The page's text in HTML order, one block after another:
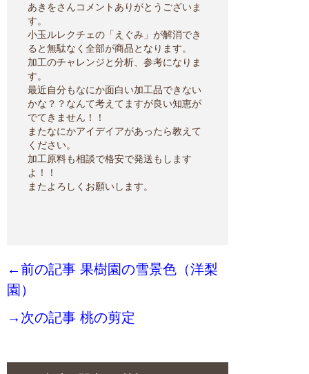
あきをさんコメントありがとうございま
す。
小玉ルレクチェの「えぐみ」が解消でき
ると無駄なく全部が商品となります。
加工のチャレンジと分析、参考になりま
す。
最近自分もなにか面白い加工品できない
かな？？なんて考えてますが良い知恵が
でてきません！！
またなにかアイデイアがあったら教えて
ください。
加工原料も相談で格安で発送もします
よ！！
またよろしくお願いします。
←前の記事 果樹園の雪景色（洋梨
園）
→次の記事 桃の剪定